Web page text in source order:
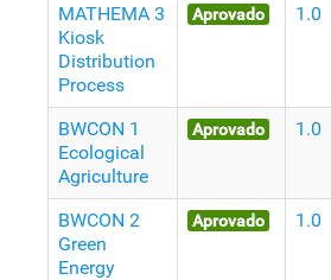
MATHEMA 3
Kiosk
Distribution
Process
Aprovado 1.0
BWCON 1
Ecological
Agriculture
Aprovado 1.0
BWCON 2
Green
Energy
Aprovado 1.0